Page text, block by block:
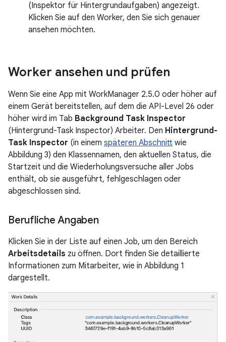
(Inspektor für Hintergrundaufgaben) angezeigt.
Klicken Sie auf den Worker, den Sie sich genauer
ansehen möchten.
Worker ansehen und prüfen
Wenn Sie eine App mit WorkManager 2.5.0 oder höher auf
einem Gerät bereitstellen, auf dem die API-Level 26 oder
höher wird im Tab Background Task Inspector
(Hintergrund-Task Inspector) Arbeiter. Den Hintergrund-
Task Inspector (in einem späteren Abschnitt wie
Abbildung 3) den Klassennamen, den aktuellen Status, die
Startzeit und die Wiederholungsversuche aller Jobs
enthält, ob sie ausgeführt, fehlgeschlagen oder
abgeschlossen sind.
Berufliche Angaben
Klicken Sie in der Liste auf einen Job, um den Bereich
Arbeitsdetails zu öffnen. Dort finden Sie detaillierte
Informationen zum Mitarbeiter, wie in Abbildung 1
dargestellt.